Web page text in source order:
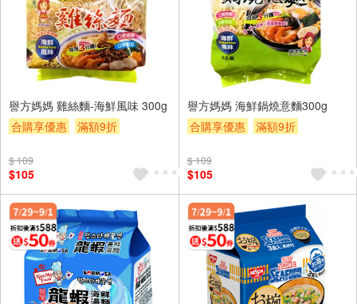
譽方媽媽 雞絲麵-海鮮風味 300g
合購享優惠
滿額9折
$ 109
$105
譽方媽媽 海鮮鍋燒意麵300g
合購享優惠
滿額9折
$ 109
$105